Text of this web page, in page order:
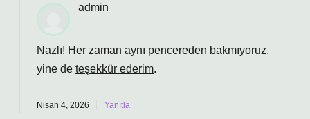
admin
Nazlı! Her zaman aynı pencereden bakmıyoruz,
yine de teşekkür ederim.
Nisan 4, 2026 Yanıtla